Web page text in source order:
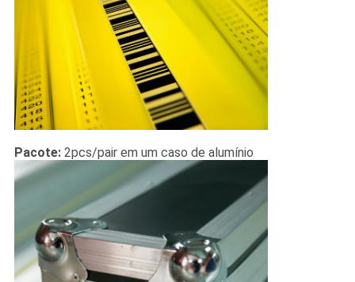
Pacote:2pcs/pair em um caso de alumínio